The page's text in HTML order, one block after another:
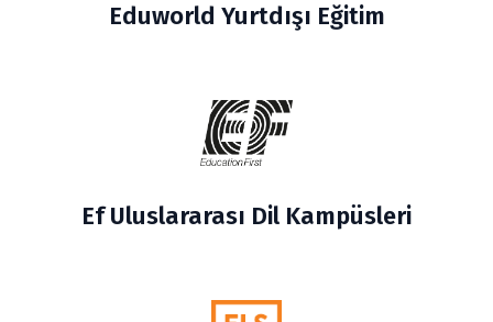
Eduworld Yurtdışı Eğitim
Ef Uluslararası Dil Kampüsleri